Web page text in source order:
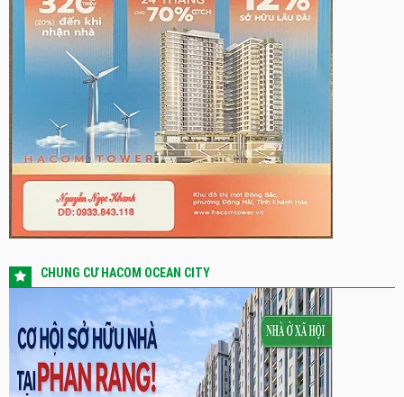
CHUNG CƯ HACOM OCEAN CITY